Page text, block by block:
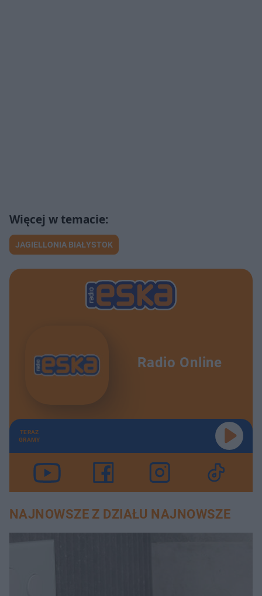
JAGIELLONIA BIAŁYSTOK
Radio Online
TERAZ
GRAMY
NAJNOWSZE Z DZIAŁU NAJNOWSZE